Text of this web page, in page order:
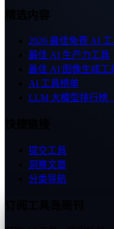
精选内容
2026 最佳免费 AI
最佳 AI 生产力工具
最佳 AI 图像生成工
AI 工具榜单
LLM 大模型排行榜
提交工具
洞察文章
分类导航